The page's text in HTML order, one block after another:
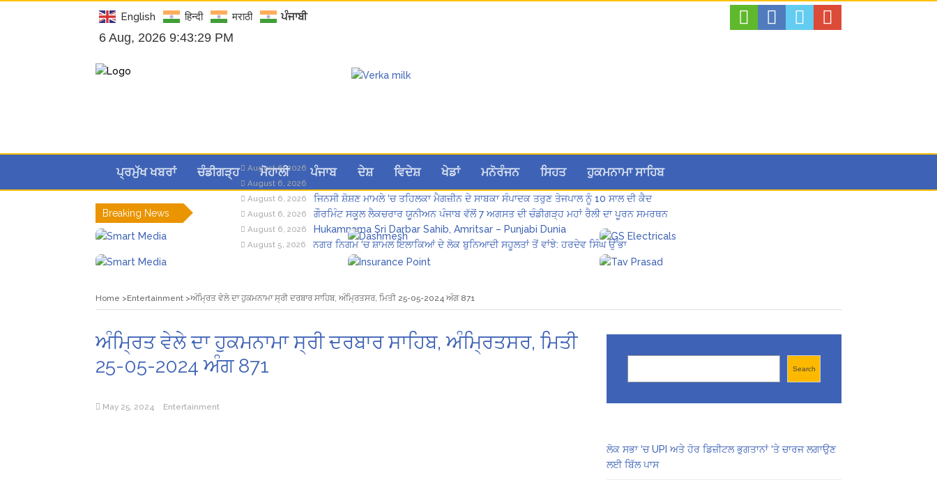
English हिन्दी मराठी ਪੰਜਾਬੀ
6 Aug, 2026 9:43:29 PM
ਪ੍ਰਮੁੱਖ ਖਬਰਾਂ ਚੰਡੀਗੜ੍ਹ ਮੋਹਾਲੀ ਪੰਜਾਬ ਦੇਸ਼ ਵਿਦੇਸ਼ ਖੇਡਾਂ ਮਨੋਰੰਜਨ ਸਿਹਤ ਹੁਕਮਨਾਮਾ ਸਾਹਿਬ
Breaking News
August 6, 2026 ਲੋਕ ਸਭਾ ‘ਚ UPI ਅਤੇ ਹੋਰ ਡਿਜ਼ੀਟਲ ਭੁਗਤਾਨਾਂ ‘ਤੇ ਚਾਰਜ ਲਗਾਉਣ ਲਈ ਬਿੱਲ ਪਾਸ
August 6, 2026
August 6, 2026 ਜਿਨਸੀ ਸ਼ੋਸ਼ਣ ਮਾਮਲੇ ‘ਚ ਤਹਿਲਕਾ ਮੈਗਜ਼ੀਨ ਦੇ ਸਾਬਕਾ ਸੰਪਾਦਕ ਤਰੁਣ ਤੇਜਪਾਲ ਨੂੰ 10 ਸਾਲ ਦੀ ਕੈਦ
August 6, 2026 ਗੌਰਮਿੰਟ ਸਕੂਲ ਲੈਕਚਰਾਰ ਯੂਨੀਅਨ ਪੰਜਾਬ ਵੱਲੋਂ 7 ਅਗਸਤ ਦੀ ਚੰਡੀਗੜ੍ਹ ਮਹਾਂ ਰੈਲੀ ਦਾ ਪੂਰਨ ਸਮਰਥਨ
August 6, 2026 Hukamnama Sri Darbar Sahib, Amritsar – Punjabi Dunia
August 5, 2026 ਨਗਰ ਨਿਗਮ ‘ਚ ਸ਼ਾਮਲ ਇਲਾਕਿਆਂ ਦੇ ਲੋਕ ਬੁਨਿਆਦੀ ਸਹੂਲਤਾਂ ਤੋਂ ਵਾਂਝੇ: ਹਰਦੇਵ ਸਿੰਘ ਉੱਭਾ
Home Entertainment ਅੰਮ੍ਰਿਤ ਵੇਲੇ ਦਾ ਹੁਕਮਨਾਮਾ ਸ੍ਰੀ ਦਰਬਾਰ ਸਾਹਿਬ, ਅੰਮ੍ਰਿਤਸਰ, ਮਿਤੀ 25-05-2024 ਅੰਗ 871
ਅੰਮ੍ਰਿਤ ਵੇਲੇ ਦਾ ਹੁਕਮਨਾਮਾ ਸ੍ਰੀ ਦਰਬਾਰ ਸਾਹਿਬ, ਅੰਮ੍ਰਿਤਸਰ, ਮਿਤੀ
25-05-2024 ਅੰਗ 871
May 25, 2024 Entertainment
Search
ਲੋਕ ਸਭਾ ‘ਚ UPI ਅਤੇ ਹੋਰ ਡਿਜ਼ੀਟਲ ਭੁਗਤਾਨਾਂ ‘ਤੇ ਚਾਰਜ ਲਗਾਉਣ
ਲਈ ਬਿੱਲ ਪਾਸ